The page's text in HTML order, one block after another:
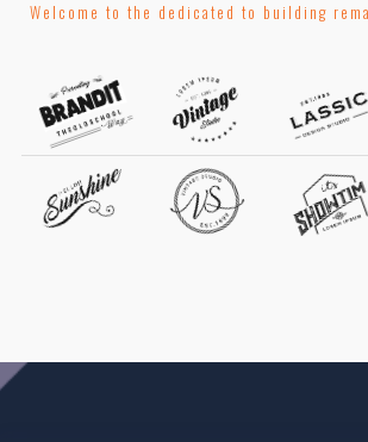
Welcome to the dedicated to building